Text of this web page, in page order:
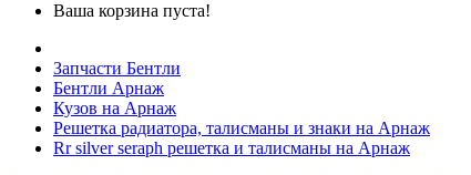
Ваша корзина пуста!
Запчасти Бентли
Бентли Арнаж
Кузов на Арнаж
Решетка радиатора, талисманы и знаки на Арнаж
Rr silver seraph решетка и талисманы на Арнаж